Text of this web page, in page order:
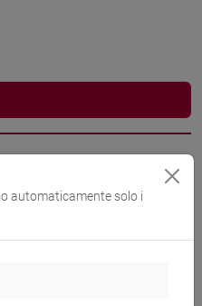
automaticamente solo i